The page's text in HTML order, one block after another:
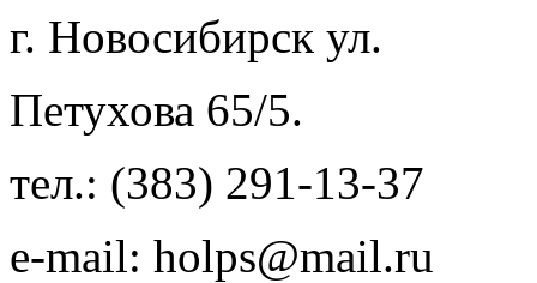
г. Новосибирск ул.
Петухова 65/5.
тел.: (383) 291-13-37
e-mail: holps@mail.ru